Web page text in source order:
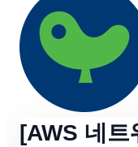
[AWS 네트